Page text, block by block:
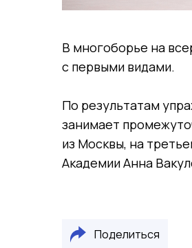
В многоборье на
с первыми видами.
По результатам
занимает
из Москвы, на
Академии Анна
Поделиться